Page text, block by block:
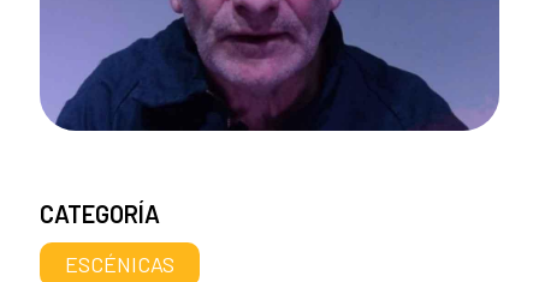
CATEGORÍA
ESCÉNICAS